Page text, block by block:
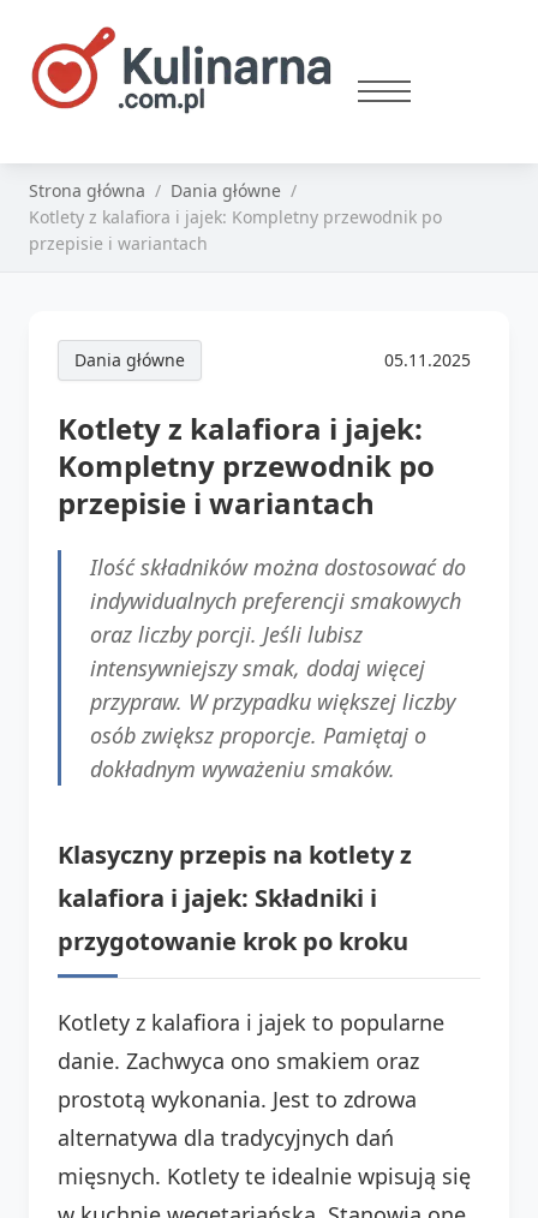
Strona główna
Dania główne
Kotlety z kalafiora i jajek: Kompletny przewodnik po
przepisie i wariantach
Dania główne 05.11.2025
Kotlety z kalafiora i jajek:
Kompletny przewodnik po
przepisie i wariantach
Ilość składników można dostosować do
indywidualnych preferencji smakowych
oraz liczby porcji. Jeśli lubisz
intensywniejszy smak, dodaj więcej
przypraw. W przypadku większej liczby
osób zwiększ proporcje. Pamiętaj o
dokładnym wyważeniu smaków.
Klasyczny przepis na kotlety z
kalafiora i jajek: Składniki i
przygotowanie krok po kroku
Kotlety z kalafiora i jajek to popularne
danie. Zachwyca ono smakiem oraz
prostotą wykonania. Jest to zdrowa
alternatywa dla tradycyjnych dań
mięsnych. Kotlety te idealnie wpisują się